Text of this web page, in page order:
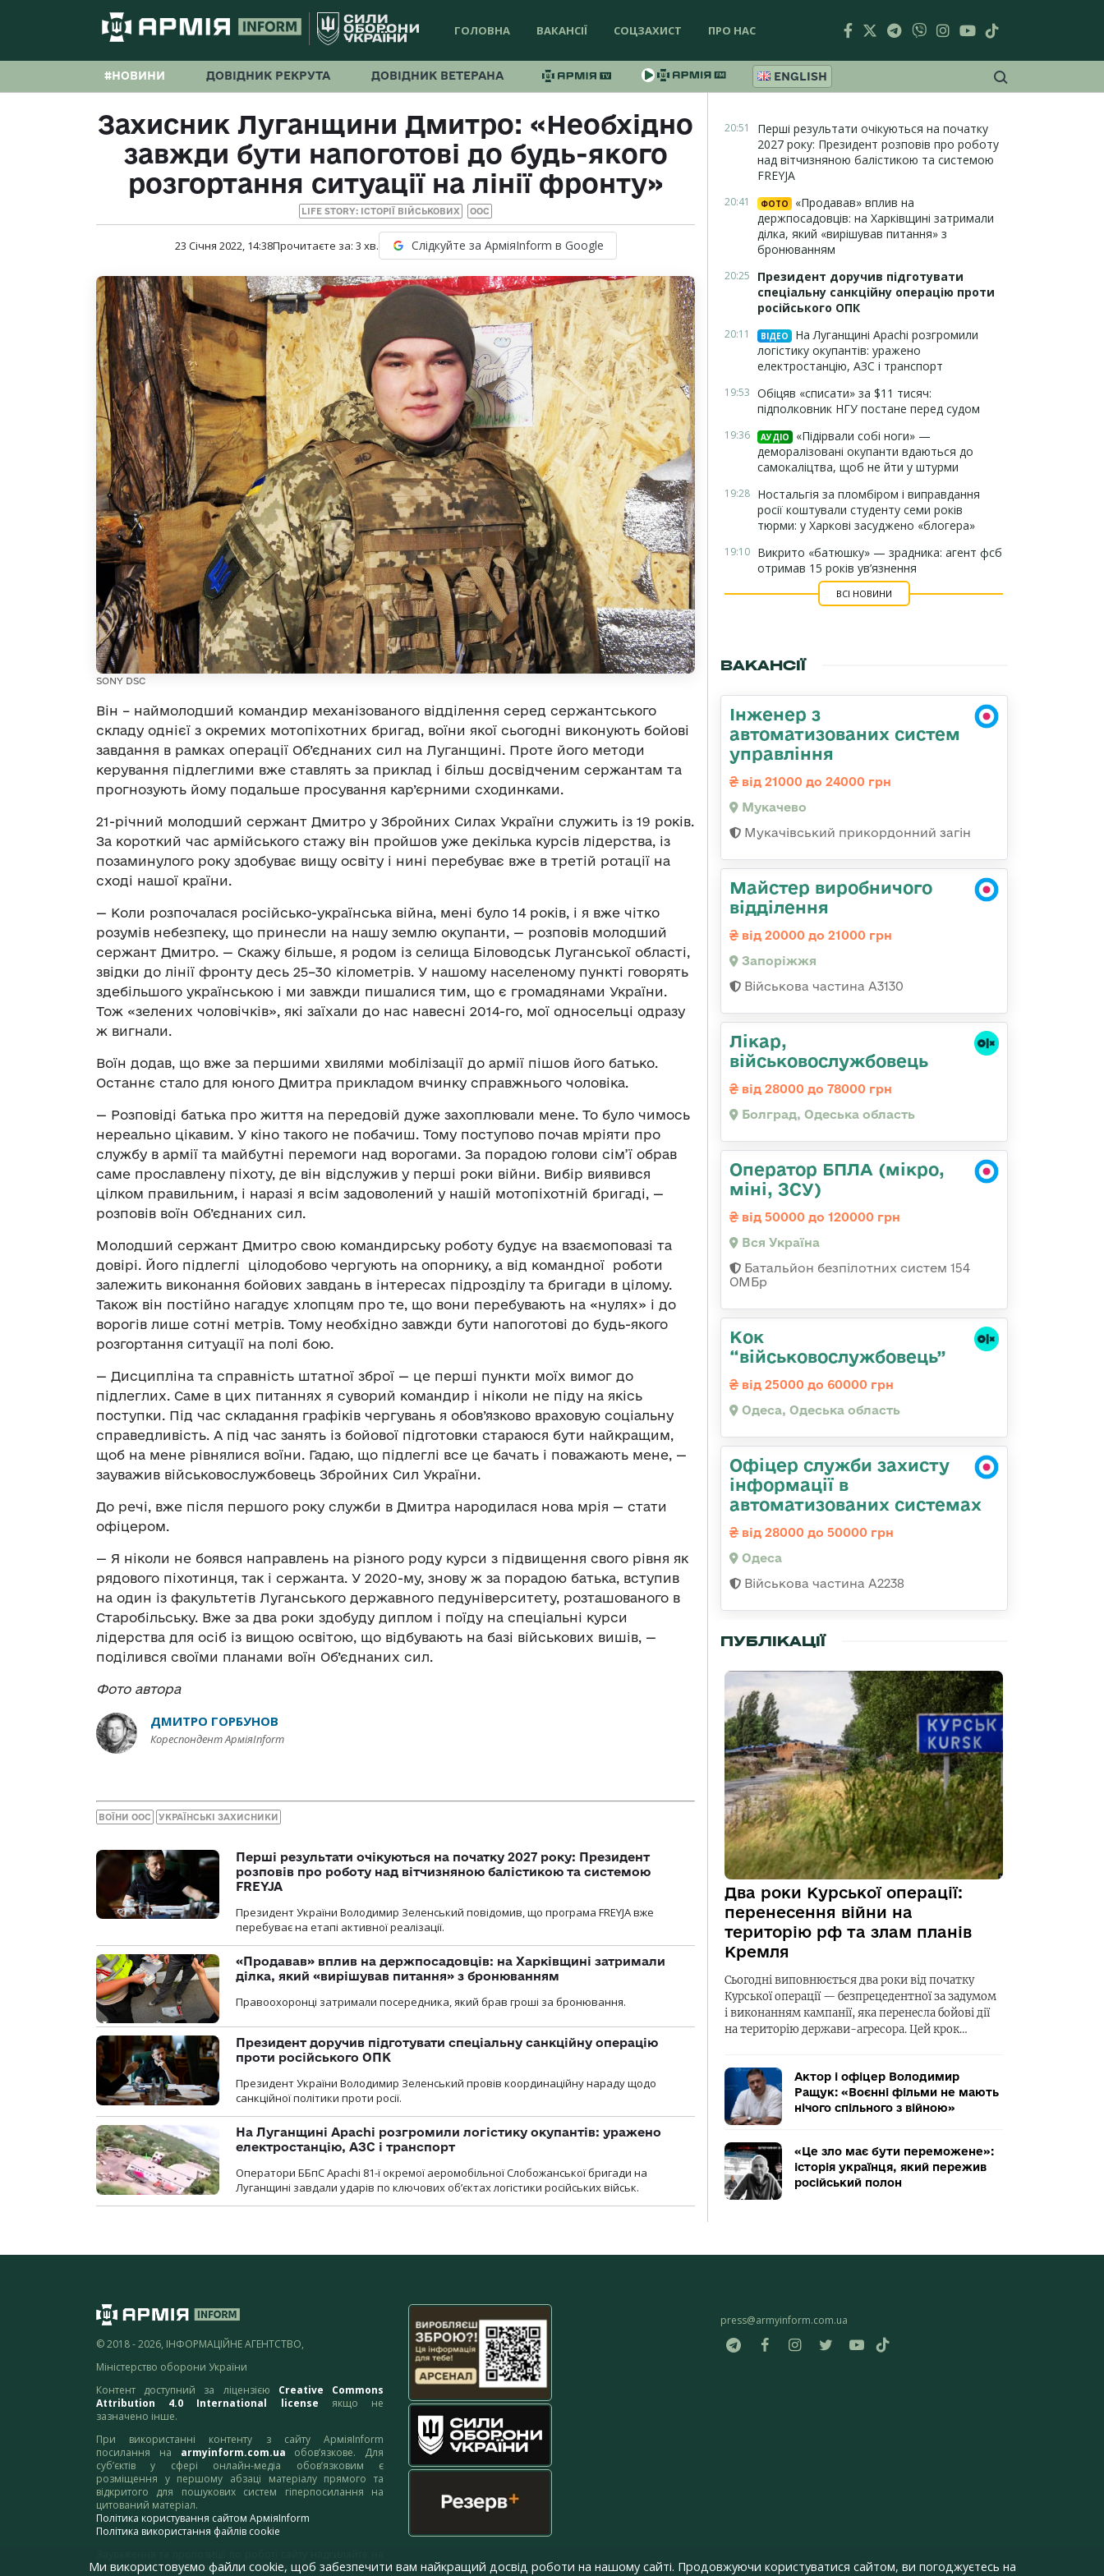
ГОЛОВНА ВАКАНСІЇ СОЦЗАХИСТ ПРО НАС
#НОВИНИ ДОВІДНИК РЕКРУТА ДОВІДНИК ВЕТЕРАНА ENGLISH
Захисник Луганщини Дмитро: «Необхідно
завжди бути напоготові до будь-якого
розгортання ситуації на лінії фронту»
LIFE STORY: ІСТОРІЇ ВІЙСЬКОВИХ ООС
23 Січня 2022, 14:38Прочитаєте за: 3 хв. Слідкуйте за АрміяInform в Google
SONY DSC
Він – наймолодший командир механізованого відділення серед сержантського
складу однієї з окремих мотопіхотних бригад, воїни якої сьогодні виконують бойові
завдання в рамках операції Об’єднаних сил на Луганщині. Проте його методи
керування підлеглими вже ставлять за приклад і більш досвідченим сержантам та
прогнозують йому подальше просування кар’єрними сходинками.
21-річний молодший сержант Дмитро у Збройних Силах України служить із 19 років.
За короткий час армійського стажу він пройшов уже декілька курсів лідерства, із
позаминулого року здобуває вищу освіту і нині перебуває вже в третій ротації на
сході нашої країни.
— Коли розпочалася російсько-українська війна, мені було 14 років, і я вже чітко
розумів небезпеку, що принесли на нашу землю окупанти, — розповів молодший
сержант Дмитро. — Скажу більше, я родом із селища Біловодськ Луганської області,
звідки до лінії фронту десь 25–30 кілометрів. У нашому населеному пункті говорять
здебільшого українською і ми завжди пишалися тим, що є громадянами України.
Тож «зелених чоловічків», які заїхали до нас навесні 2014-го, мої односельці одразу
ж вигнали.
Воїн додав, що вже за першими хвилями мобілізації до армії пішов його батько.
Останнє стало для юного Дмитра прикладом вчинку справжнього чоловіка.
— Розповіді батька про життя на передовій дуже захоплювали мене. То було чимось
нереально цікавим. У кіно такого не побачиш. Тому поступово почав мріяти про
службу в армії та майбутні перемоги над ворогами. За порадою голови сім’ї обрав
саме прославлену піхоту, де він відслужив у перші роки війни. Вибір виявився
цілком правильним, і наразі я всім задоволений у нашій мотопіхотній бригаді, —
розповів воїн Об’єднаних сил.
Молодший сержант Дмитро свою командирську роботу будує на взаємоповазі та
довірі. Його підлеглі цілодобово чергують на опорнику, а від командної роботи
залежить виконання бойових завдань в інтересах підрозділу та бригади в цілому.
Також він постійно нагадує хлопцям про те, що вони перебувають на «нулях» і до
ворогів лише сотні метрів. Тому необхідно завжди бути напоготові до будь-якого
розгортання ситуації на полі бою.
— Дисципліна та справність штатної зброї — це перші пункти моїх вимог до
підлеглих. Саме в цих питаннях я суворий командир і ніколи не піду на якісь
поступки. Під час складання графіків чергувань я обов’язково враховую соціальну
справедливість. А під час занять із бойової підготовки стараюся бути найкращим,
щоб на мене рівнялися воїни. Гадаю, що підлеглі все це бачать і поважають мене, —
зауважив військовослужбовець Збройних Сил України.
До речі, вже після першого року служби в Дмитра народилася нова мрія — стати
офіцером.
— Я ніколи не боявся направлень на різного роду курси з підвищення свого рівня як
рядового піхотинця, так і сержанта. У 2020-му, знову ж за порадою батька, вступив
на один із факультетів Луганського державного педуніверситету, розташованого в
Старобільську. Вже за два роки здобуду диплом і поїду на спеціальні курси
лідерства для осіб із вищою освітою, що відбувають на базі військових вишів, —
поділився своїми планами воїн Об’єднаних сил.
Фото автора
ДМИТРО ГОРБУНОВ
Кореспондент АрміяInform
ВОЇНИ ООС УКРАЇНСЬКІ ЗАХИСНИКИ
Перші результати очікуються на початку 2027 року: Президент
розповів про роботу над вітчизняною балістикою та системою
FREYJA
Президент України Володимир Зеленський повідомив, що програма FREYJA вже
перебуває на етапі активної реалізації.
«Продавав» вплив на держпосадовців: на Харківщині затримали
ділка, який «вирішував питання» з бронюванням
Правоохоронці затримали посередника, який брав гроші за бронювання.
Президент доручив підготувати спеціальну санкційну операцію
проти російського ОПК
Президент України Володимир Зеленський провів координаційну нараду щодо
санкційної політики проти росії.
На Луганщині Apachi розгромили логістику окупантів: уражено
електростанцію, АЗС і транспорт
Оператори ББпС Apachi 81-ї окремої аеромобільної Слобожанської бригади на
Луганщині завдали ударів по ключових об’єктах логістики російських військ.
20:51
Перші результати очікуються на початку
2027 року: Президент розповів про роботу
над вітчизняною балістикою та системою
FREYJA
20:41 ФОТО
«Продавав» вплив на
держпосадовців: на Харківщині затримали
ділка, який «вирішував питання» з
бронюванням
20:25
Президент доручив підготувати
спеціальну санкційну операцію проти
російського ОПК
20:11 ВІДЕО
На Луганщині Apachi розгромили
логістику окупантів: уражено
електростанцію, АЗС і транспорт
19:53 Обіцяв «списати» за $11 тисяч:
підполковник НГУ постане перед судом
19:36 АУДІО
«Підірвали собі ноги» —
деморалізовані окупанти вдаються до
самокаліцтва, щоб не йти у штурми
19:28 Ностальгія за пломбіром і виправдання
росії коштували студенту семи років
тюрми: у Харкові засуджено «блогера»
19:10 Викрито «батюшку» — зрадника: агент фсб
отримав 15 років ув’язнення
ВСІ НОВИНИ
ВАКАНСІЇ
Інженер з
автоматизованих систем
управління
від 21000 до 24000 грн
Мукачево
Мукачівський прикордонний загін
Майстер виробничого
відділення
від 20000 до 21000 грн
Запоріжжя
Військова частина А3130
Лікар,
військовослужбовець
від 28000 до 78000 грн
Болград, Одеська область
Оператор БПЛА (мікро,
міні, ЗСУ)
від 50000 до 120000 грн
Вся Україна
Батальйон безпілотних систем 154
ОМБр
Кок
“військовослужбовець”
від 25000 до 60000 грн
Одеса, Одеська область
Офіцер служби захисту
інформації в
автоматизованих системах
від 28000 до 50000 грн
Одеса
Військова частина А2238
ПУБЛІКАЦІЇ
Два роки Курської операції:
перенесення війни на
територію рф та злам планів
Кремля
Сьогодні виповнюється два роки від початку
Курської операції — безпрецедентної за задумом
і виконанням кампанії, яка перенесла бойові дії
на територію держави-агресора. Цей крок…
Актор і офіцер Володимир
Ращук: «Воєнні фільми не мають
нічого спільного з війною»
«Це зло має бути переможене»:
історія українця, який пережив
російський полон
© 2018 - 2026, ІНФОРМАЦІЙНЕ АГЕНТСТВО,
Міністерство оборони України
Контент доступний за ліцензією Creative Commons
Attribution 4.0 International license якщо не
зазначено інше.
При використанні контенту з сайту АрміяInform
посилання на armyinform.com.ua обов’язкове. Для
суб’єктів у сфері онлайн-медіа обов’язковим є
розміщення у першому абзаці матеріалу прямого та
відкритого для пошукових систем гіперпосилання на
цитований матеріал.
Політика користування сайтом АрміяInform
Політика використання файлів cookie
адресу:webmaster@armyinform.com.ua
press@armyinform.com.ua
Ми використовуємо файли cookie, щоб забезпечити вам найкращий досвід роботи на нашому сайті. Продовжуючи користуватися сайтом, ви погоджуєтесь на